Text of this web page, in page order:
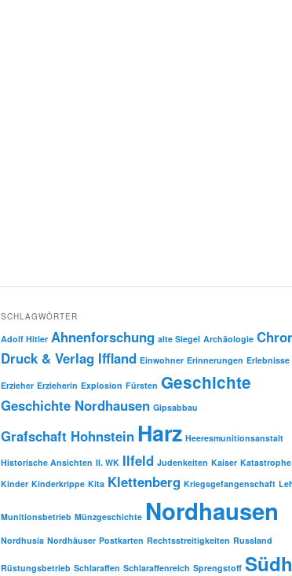
SCHLAGWÖRTER
Adolf Hitler Ahnenforschung alte Siegel Archäologie
Druck & Verlag Iffland Einwohner Erinnerungen Erlebnisse
Erzieher Erzieherin Explosion Fürsten Geschichte
Geschichte Nordhausen Gipsabbau
Grafschaft Hohnstein Harz Heeresmunitionsanstalt
Historische Ansichten II. WK Ilfeld Judenkeiten Kaiser Katastrophe
Kinder Kinderkrippe Kita Klettenberg Kriegsgefangenschaft
Munitionsbetrieb Münzgeschichte Nordhausen
Nordhusia Nordhäuser Postkarten Rechtsstreitigkeiten Russland
Rüstungsbetrieb Schlaraffen Schlaraffenreich Sprengstoff